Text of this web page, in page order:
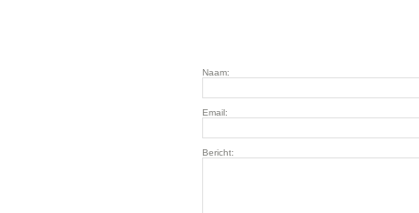
Naam:
Email:
Bericht: